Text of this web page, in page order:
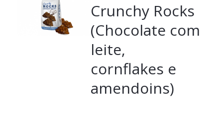
Crunchy Rocks
(Chocolate com
leite,
cornflakes e
amendoins)